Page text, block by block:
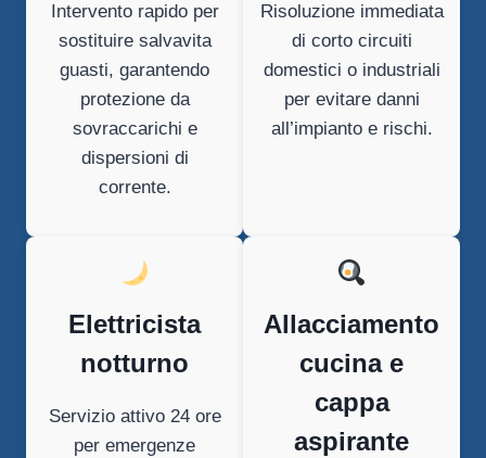
Intervento rapido per
sostituire salvavita
guasti, garantendo
protezione da
sovraccarichi e
dispersioni di
corrente.
Risoluzione immediata
di corto circuiti
domestici o industriali
per evitare danni
all’impianto e rischi.
Elettricista
notturno
Servizio attivo 24 ore
per emergenze
Allacciamento
cucina e
cappa
aspirante